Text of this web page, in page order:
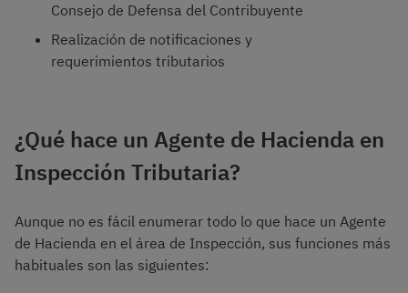
Consejo de Defensa del Contribuyente
Realización de notificaciones y
requerimientos tributarios
¿Qué hace un Agente de Hacienda en
Inspección Tributaria?
Aunque no es fácil enumerar todo lo que hace un Agente
de Hacienda en el área de Inspección, sus funciones más
habituales son las siguientes: